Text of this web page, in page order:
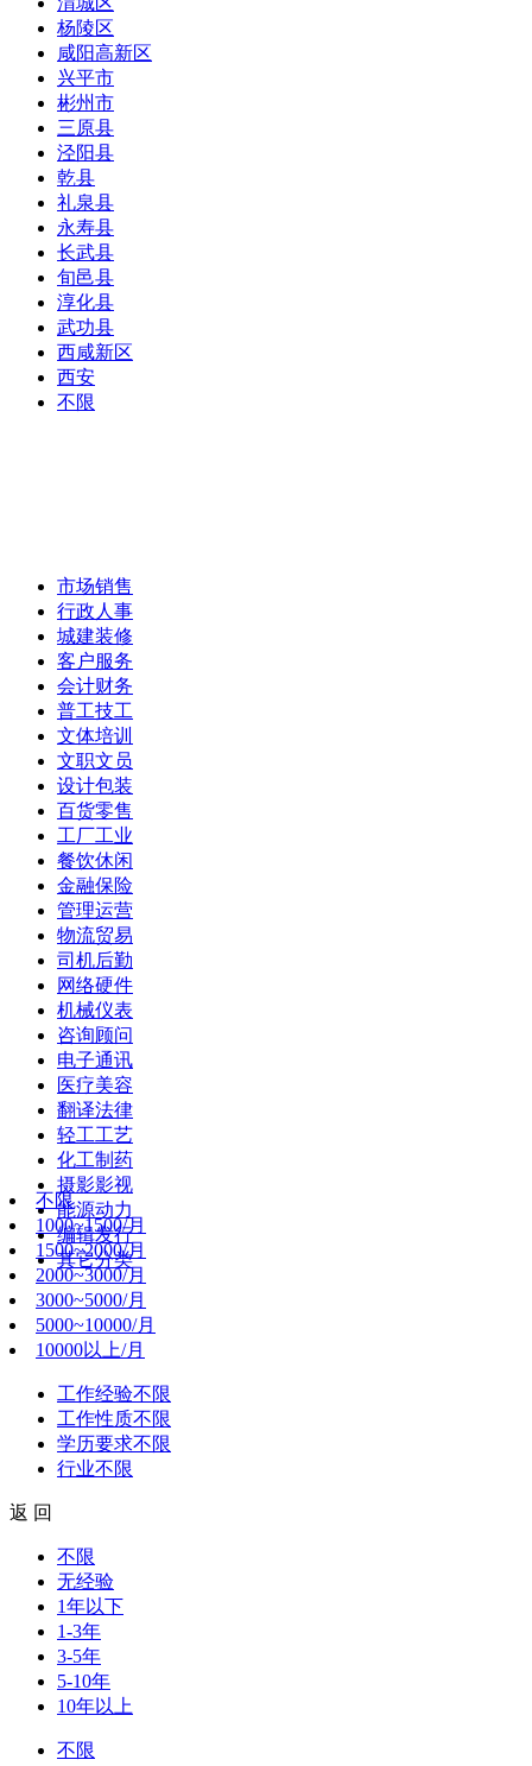
杨陵区
咸阳高新区
兴平市
彬州市
三原县
泾阳县
乾县
礼泉县
永寿县
长武县
旬邑县
淳化县
武功县
西咸新区
西安
不限
市场销售
行政人事
城建装修
客户服务
会计财务
普工技工
文体培训
文职文员
设计包装
百货零售
工厂工业
餐饮休闲
金融保险
管理运营
物流贸易
司机后勤
网络硬件
机械仪表
咨询顾问
电子通讯
医疗美容
翻译法律
轻工工艺
化工制药
摄影影视
能源动力
编辑发行
其它分类
不限
1000~1500/月
1500~2000/月
2000~3000/月
3000~5000/月
5000~10000/月
10000以上/月
工作经验不限
工作性质不限
学历要求不限
行业不限
返 回
不限
无经验
1年以下
1-3年
3-5年
5-10年
10年以上
不限